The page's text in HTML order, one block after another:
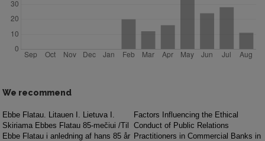
We recommend
Ebbe Flatau. Litauen I. Lietuva I.
Skiriama Ebbes Flatau 85-mečiui /Til
Ebbe Flatau i anledning af hans 85 år
Factors Influencing the Ethical
Conduct of Public Relations
Practitioners in Commercial Banks in